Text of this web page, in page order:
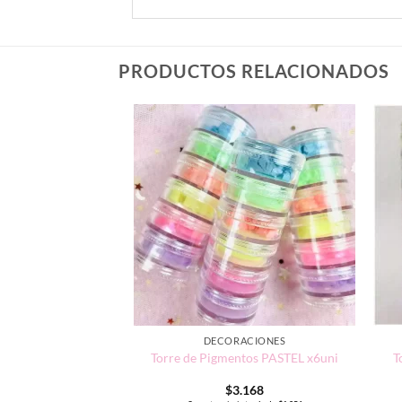
PRODUCTOS RELACIONADOS
DECORACIONES
Torre de Pigmentos PASTEL x6uni
$3.168